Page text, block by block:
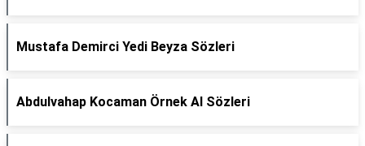
Mustafa Demirci Yedi Beyza Sözleri
Abdulvahap Kocaman Örnek Al Sözleri